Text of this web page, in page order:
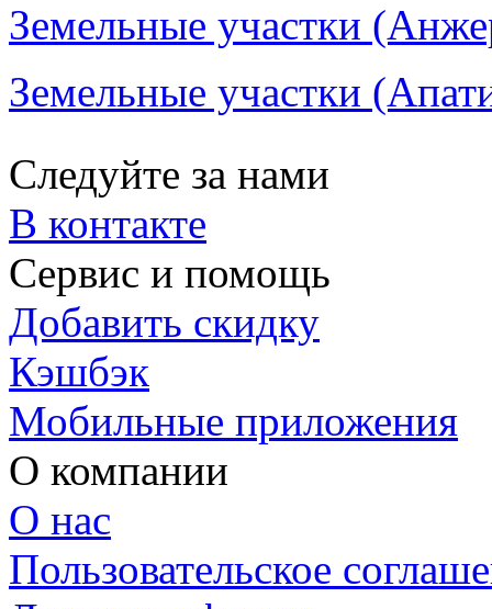
Земельные участки
Земельные участки
Следуйте за нами
В контакте
Сервис и помощь
Добавить скидку
Кэшбэк
Мобильные приложения
О компании
О нас
Пользовательское